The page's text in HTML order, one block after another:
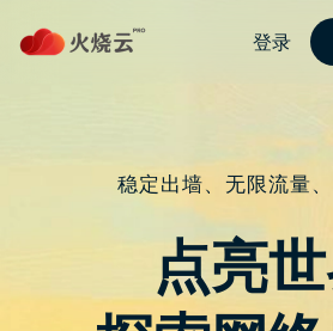
nordvpn 安卓
Pixel 6a 将於 Google
售将延至 7
2022 年 3 月 26 日 由